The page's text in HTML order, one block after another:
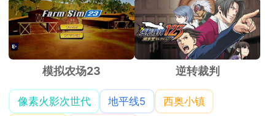
模拟农场23 逆转裁判
像素火影次世代 地平线5
西奥小镇